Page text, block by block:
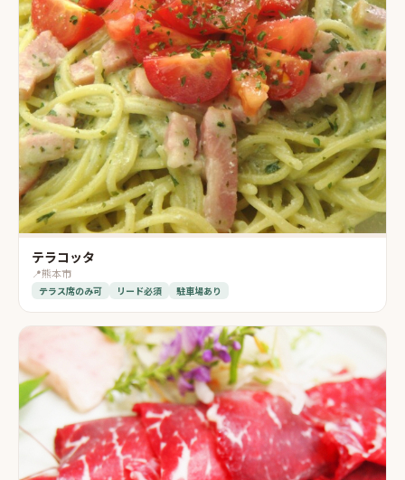
テラコッタ
📍熊本市
テラス席のみ可 リード必須 駐車場あり